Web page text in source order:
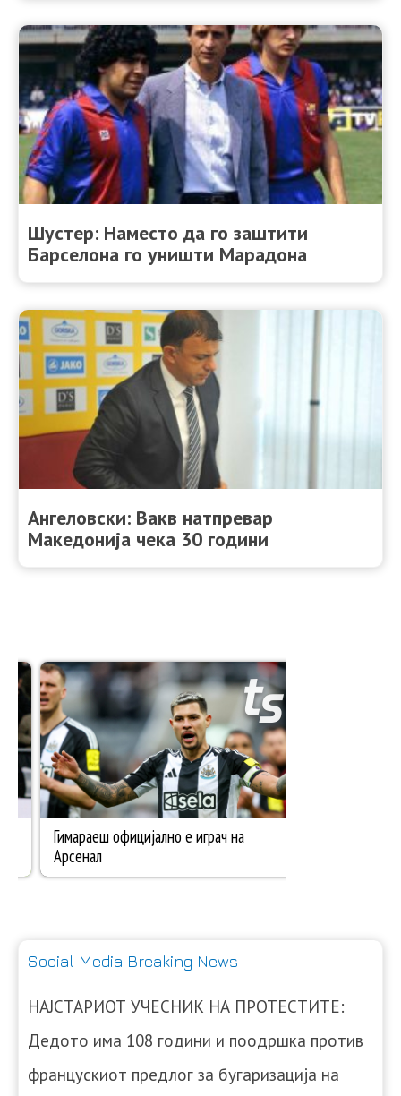
Шустер: Наместо да го заштити
Барселона го уништи Марадона
Ангеловски: Вакв натпревар
Македонија чека 30 години
Social Media Breaking News
НАЈСТАРИОТ УЧЕСНИК НА ПРОТЕСТИТЕ:
Дедото има 108 години и поодршка против
францускиот предлог за бугаризација на